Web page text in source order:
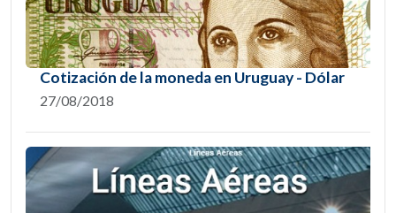
Cotización de la moneda en Uruguay - Dólar
27/08/2018